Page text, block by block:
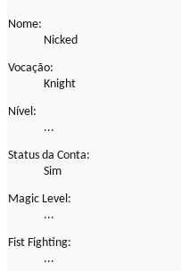
Nome:
Nicked
Vocação:
Knight
Nível:
...
Status da Conta:
Sim
Magic Level:
...
Fist Fighting:
...